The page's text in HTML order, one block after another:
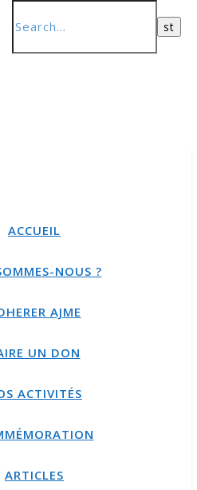
ACCUEIL
NOUS ?
AJME
UN DON
ACTIVITÉS
ARTICLES